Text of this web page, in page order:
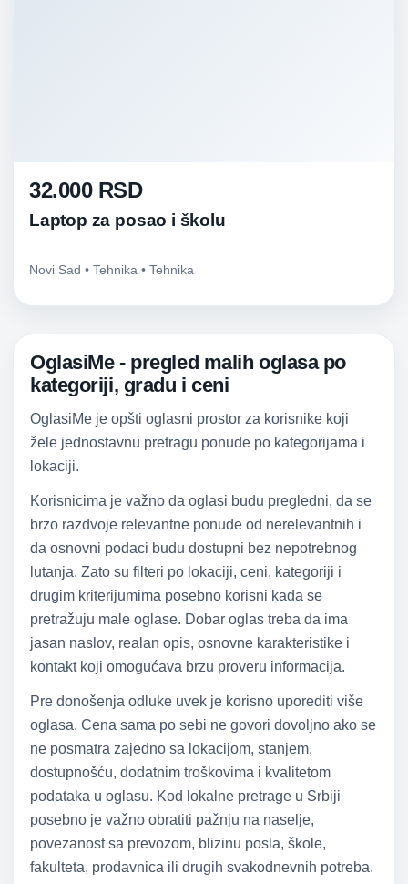
32.000 RSD
Laptop za posao i školu
Novi Sad • Tehnika • Tehnika
OglasiMe - pregled malih oglasa po
kategoriji, gradu i ceni
OglasiMe je opšti oglasni prostor za korisnike koji
žele jednostavnu pretragu ponude po kategorijama i
lokaciji.
Korisnicima je važno da oglasi budu pregledni, da se
brzo razdvoje relevantne ponude od nerelevantnih i
da osnovni podaci budu dostupni bez nepotrebnog
lutanja. Zato su filteri po lokaciji, ceni, kategoriji i
drugim kriterijumima posebno korisni kada se
pretražuju male oglase. Dobar oglas treba da ima
jasan naslov, realan opis, osnovne karakteristike i
kontakt koji omogućava brzu proveru informacija.
Pre donošenja odluke uvek je korisno uporediti više
oglasa. Cena sama po sebi ne govori dovoljno ako se
ne posmatra zajedno sa lokacijom, stanjem,
dostupnošću, dodatnim troškovima i kvalitetom
podataka u oglasu. Kod lokalne pretrage u Srbiji
posebno je važno obratiti pažnju na naselje,
povezanost sa prevozom, blizinu posla, škole,
fakulteta, prodavnica ili drugih svakodnevnih potreba.